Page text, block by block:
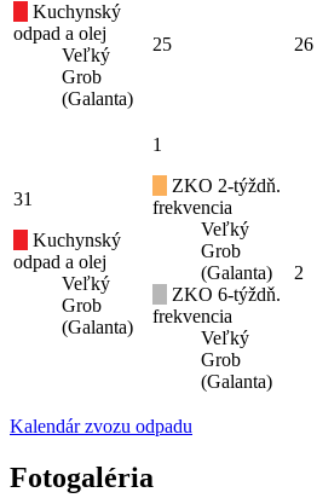
Kuchynský
odpad a olej
Veľký
Grob
(Galanta)
25 26
31
Kuchynský
odpad a olej
Veľký
Grob
(Galanta)
1
ZKO 2-týždň.
frekvencia
Veľký
Grob
(Galanta)
ZKO 6-týždň.
frekvencia
Veľký
Grob
(Galanta)
2
Kalendár zvozu odpadu
Fotogaléria